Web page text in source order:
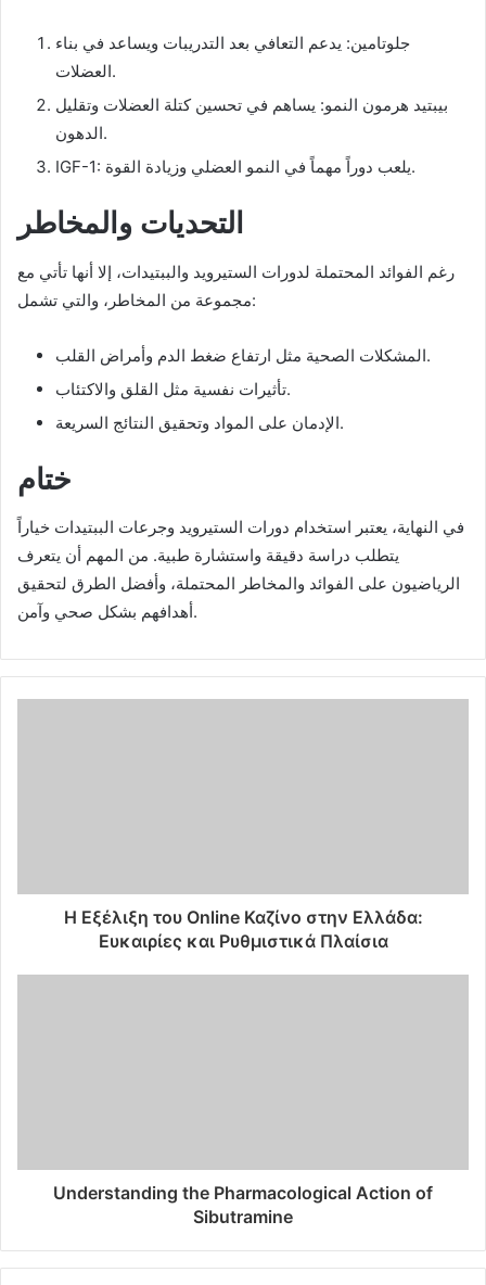
جلوتامين: يدعم التعافي بعد التدريبات ويساعد في بناء
العضلات.
بيبتيد هرمون النمو: يساهم في تحسين كتلة العضلات وتقليل
الدهون.
IGF-1: يلعب دوراً مهماً في النمو العضلي وزيادة القوة.
التحديات والمخاطر
رغم الفوائد المحتملة لدورات الستيرويد والببتيدات، إلا أنها تأتي مع
مجموعة من المخاطر، والتي تشمل:
المشكلات الصحية مثل ارتفاع ضغط الدم وأمراض القلب.
تأثيرات نفسية مثل القلق والاكتئاب.
الإدمان على المواد وتحقيق النتائج السريعة.
ختام
في النهاية، يعتبر استخدام دورات الستيرويد وجرعات الببتيدات خياراً
يتطلب دراسة دقيقة واستشارة طبية. من المهم أن يتعرف
الرياضيون على الفوائد والمخاطر المحتملة، وأفضل الطرق لتحقيق
أهدافهم بشكل صحي وآمن.
Η Εξέλιξη του Online Καζίνο στην Ελλάδα:
Ευκαιρίες και Ρυθμιστικά Πλαίσια
Understanding the Pharmacological Action of
Sibutramine